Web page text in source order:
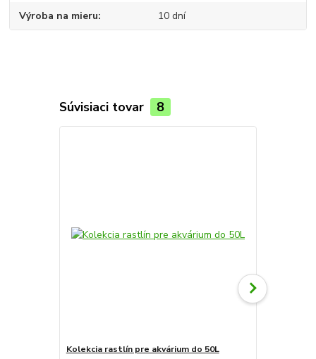
Výroba na mieru 10 dní
Súvisiaci tovar 8
Kolekcia rastlín pre akvárium do 50L